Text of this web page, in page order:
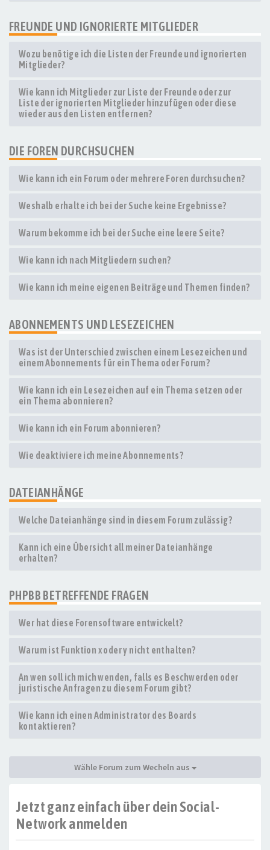
FREUNDE UND IGNORIERTE MITGLIEDER
Wozu benötige ich die Listen der Freunde und ignorierten
Mitglieder?
Wie kann ich Mitglieder zur Liste der Freunde oder zur
Liste der ignorierten Mitglieder hinzufügen oder diese
wieder aus den Listen entfernen?
DIE FOREN DURCHSUCHEN
Wie kann ich ein Forum oder mehrere Foren durchsuchen?
Weshalb erhalte ich bei der Suche keine Ergebnisse?
Warum bekomme ich bei der Suche eine leere Seite?
Wie kann ich nach Mitgliedern suchen?
Wie kann ich meine eigenen Beiträge und Themen finden?
ABONNEMENTS UND LESEZEICHEN
Was ist der Unterschied zwischen einem Lesezeichen und
einem Abonnements für ein Thema oder Forum?
Wie kann ich ein Lesezeichen auf ein Thema setzen oder
ein Thema abonnieren?
Wie kann ich ein Forum abonnieren?
Wie deaktiviere ich meine Abonnements?
DATEIANHÄNGE
Welche Dateianhänge sind in diesem Forum zulässig?
Kann ich eine Übersicht all meiner Dateianhänge
erhalten?
PHPBB BETREFFENDE FRAGEN
Wer hat diese Forensoftware entwickelt?
Warum ist Funktion x oder y nicht enthalten?
An wen soll ich mich wenden, falls es Beschwerden oder
juristische Anfragen zu diesem Forum gibt?
Wie kann ich einen Administrator des Boards
kontaktieren?
Wähle Forum zum Wecheln aus
Jetzt ganz einfach über dein Social-
Network anmelden